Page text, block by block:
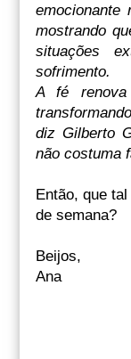
mostrando
situações
sofrimento.
A fé renova
diz Gilberto
não costuma
Então, que
de semana?
Beijos,
Ana